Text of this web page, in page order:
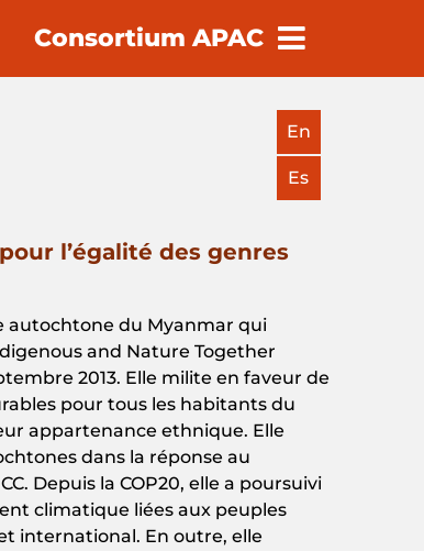
Consortium APAC
En
Es
l’égalité des genres
autochtone du Myanmar qui
and Nature Together
2013. Elle milite en faveur de
pour tous les habitants du
appartenance ethnique. Elle
dans la réponse au
Depuis la COP20, elle a poursuivi
climatique liées aux peuples
international. En outre, elle